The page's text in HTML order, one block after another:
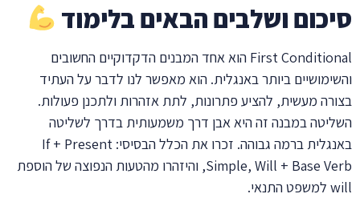
סיכום ושלבים הבאים בלימוד
First Conditional הוא אחד המבנים הדקדוקיים החשובים
והשימושיים ביותר באנגלית. הוא מאפשר לנו לדבר על העתיד
בצורה מעשית, להציע פתרונות, לתת אזהרות ולתכנן פעולות.
השליטה במבנה זה היא אבן דרך משמעותית בדרך לשליטה
באנגלית ברמה גבוהה. זכרו את הכלל הבסיסי: If + Present
Simple, Will + Base Verb, והיזהרו מהטעות הנפוצה של הוספת
will למשפט התנאי.